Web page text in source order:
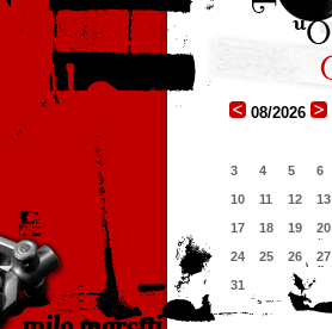
08/2026
3
4 5 6
10
11 12 13
17
18 19 20
24
25 26 27
31